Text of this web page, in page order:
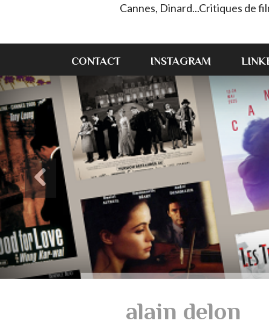
Cannes, Dinard...Critiques de
CONTACT INSTAGRAM
alain delon